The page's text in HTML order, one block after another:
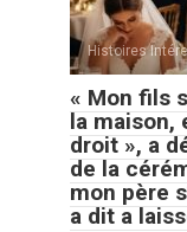
Histoires
« Mon fils
la maison,
droit », a
de la
mon père
a dit a